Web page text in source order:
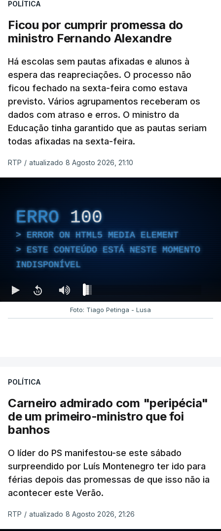
POLÍTICA
Ficou por cumprir promessa do
ministro Fernando Alexandre
Há escolas sem pautas afixadas e alunos à
espera das reapreciações. O processo não
ficou fechado na sexta-feira como estava
previsto. Vários agrupamentos receberam os
dados com atraso e erros. O ministro da
Educação tinha garantido que as pautas seriam
todas afixadas na sexta-feira.
RTP / atualizado 8 Agosto 2026, 21:10
ERRO 100
ERROR ON HTML5 MEDIA ELEMENT
ESTE CONTEÚDO ESTÁ NESTE MOMENTO
INDISPONÍVEL
Foto: Tiago Petinga - Lusa
POLÍTICA
Carneiro admirado com "peripécia"
de um primeiro-ministro que foi
banhos
O líder do PS manifestou-se este sábado
surpreendido por Luís Montenegro ter ido para
férias depois das promessas de que isso não ia
acontecer este Verão.
RTP / atualizado 8 Agosto 2026, 21:26